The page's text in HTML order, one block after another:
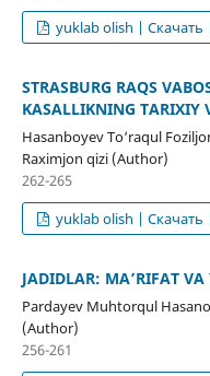
yuklab olish | Скачать
STRASBURG RAQS
KASALLIKNING TARIXIY
Hasanboyev To‘raqul
Raximjon qizi (Author)
262-265
yuklab olish | Скачать
JADIDLAR: MA’RIFAT
Pardayev Muhtorqul
(Author)
256-261